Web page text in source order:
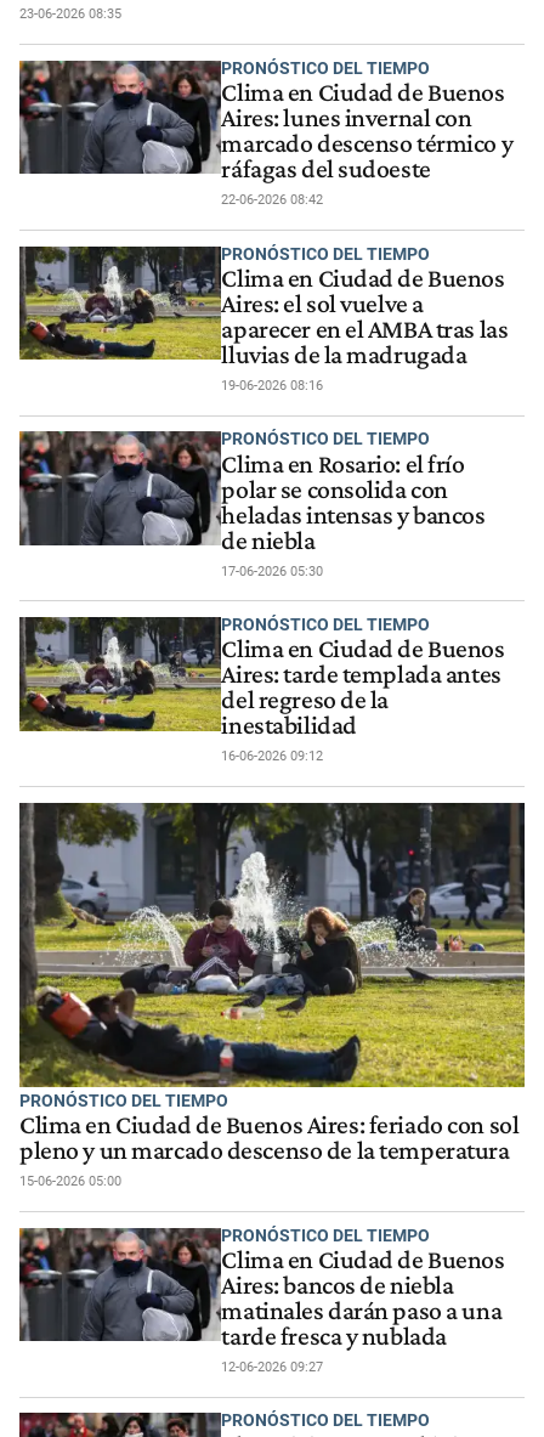
23-06-2026 08:35
PRONÓSTICO DEL TIEMPO
Clima en Ciudad de Buenos
Aires: lunes invernal con
marcado descenso térmico y
ráfagas del sudoeste
22-06-2026 08:42
PRONÓSTICO DEL TIEMPO
Clima en Ciudad de Buenos
Aires: el sol vuelve a
aparecer en el AMBA tras las
lluvias de la madrugada
19-06-2026 08:16
PRONÓSTICO DEL TIEMPO
Clima en Rosario: el frío
polar se consolida con
heladas intensas y bancos
de niebla
17-06-2026 05:30
PRONÓSTICO DEL TIEMPO
Clima en Ciudad de Buenos
Aires: tarde templada antes
del regreso de la
inestabilidad
16-06-2026 09:12
PRONÓSTICO DEL TIEMPO
Clima en Ciudad de Buenos Aires: feriado con sol
pleno y un marcado descenso de la temperatura
15-06-2026 05:00
PRONÓSTICO DEL TIEMPO
Clima en Ciudad de Buenos
Aires: bancos de niebla
matinales darán paso a una
tarde fresca y nublada
12-06-2026 09:27
PRONÓSTICO DEL TIEMPO